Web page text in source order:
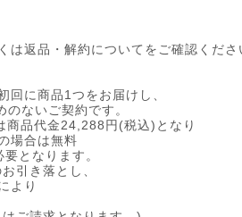
返品・解約についてをご確認くださ
回に商品1つをお届けし、
ないご契約です。
品代金24,288円(税込)となり
場合は無料
となります。
引き落とし、
より